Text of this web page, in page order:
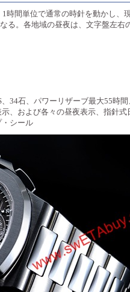
時間単位で通常の時針を動かし、
る。各地域の昼夜は、文字盤左右
34石、パワーリザーブ最大55時
、および各々の昼夜表示、指針式
シール